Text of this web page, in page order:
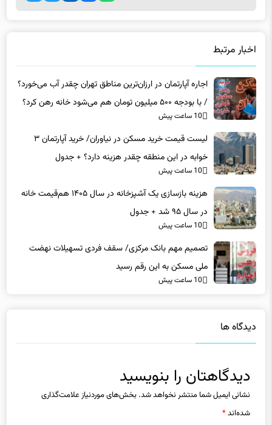
اخبار مرتبط
اجاره آپارتمان در ارزان‌ترین مناطق تهران چقدر آب می‌خورد؟
/ با بودجه ۵۰۰ میلیون تومان هم می‌شود خانه رهن کرد؟
10 ساعت پیش
لیست قیمت خرید مسکن در نیاوران/ خرید آپارتمان ۳
خوابه در این منطقه چقدر هزینه دارد؟ + جدول
10 ساعت پیش
هزینه بازسازی یک آشپزخانه در سال ۱۴۰۵ هم‌قیمت خانه
در سال ۹۵ شد + جدول
10 ساعت پیش
تصمیم مهم بانک مرکزی/ سقف فردی تسهیلات نهضت
ملی مسکن به این رقم رسید
10 ساعت پیش
دیدگاه ها
دیدگاهتان را بنویسید
نشانی ایمیل شما منتشر نخواهد شد. بخش‌های موردنیاز علامت‌گذاری
شده‌اند*